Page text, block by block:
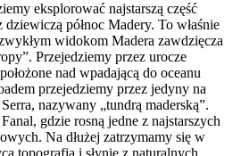
eksplorować najstarszą część
północ Madery. To właśnie
widokom Madera zawdzięcza
Przejedziemy przez urocze
nad wpadającą do oceanu
przejedziemy przez jedyny na
nazywany „tundrą maderską”.
gdzie rosną jedne z najstarszych
Na dłużej zatrzymamy się w